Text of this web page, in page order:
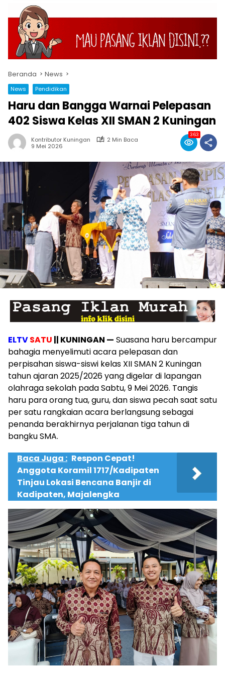
Beranda News
News Pendidikan
Haru dan Bangga Warnai Pelepasan
402 Siswa Kelas XII SMAN 2 Kuningan
Kontributor Kuningan
2 Min Baca
9 Mei 2026
363
ELTVSATU || KUNINGAN — Suasana haru bercampur
bahagia menyelimuti acara pelepasan dan
perpisahan siswa-siswi kelas XII SMAN 2 Kuningan
tahun ajaran 2025/2026 yang digelar di lapangan
olahraga sekolah pada Sabtu, 9 Mei 2026. Tangis
haru para orang tua, guru, dan siswa pecah saat satu
per satu rangkaian acara berlangsung sebagai
penanda berakhirnya perjalanan tiga tahun di
bangku SMA.
Baca Juga : Respon Cepat!
Anggota Koramil 1717/Kadipaten
Tinjau Lokasi Bencana Banjir di
Kadipaten, Majalengka